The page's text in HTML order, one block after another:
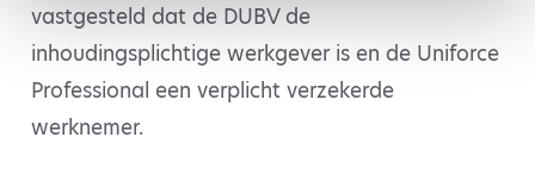
vastgesteld dat de DUBV de
inhoudingsplichtige werkgever is en de Uniforce
Professional een verplicht verzekerde
werknemer.